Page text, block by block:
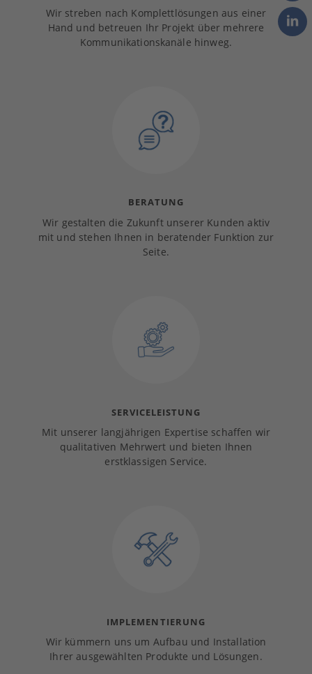
Wir streben nach Komplettlösungen aus einer
Hand und betreuen Ihr Projekt über mehrere
Kommunikationskanäle hinweg.
BERATUNG
Wir gestalten die Zukunft unserer Kunden aktiv
mit und stehen Ihnen in beratender Funktion zur
Seite.
SERVICELEISTUNG
Mit unserer langjährigen Expertise schaffen wir
qualitativen Mehrwert und bieten Ihnen
erstklassigen Service.
IMPLEMENTIERUNG
Wir kümmern uns um Aufbau und Installation
Ihrer ausgewählten Produkte und Lösungen.